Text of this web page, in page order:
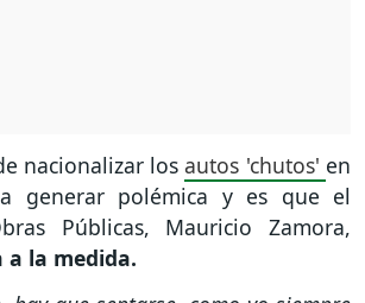
nacionalizar losautos 'chutos' en
generar polémica y es que el
Públicas, Mauricio Zamora,
la medida.